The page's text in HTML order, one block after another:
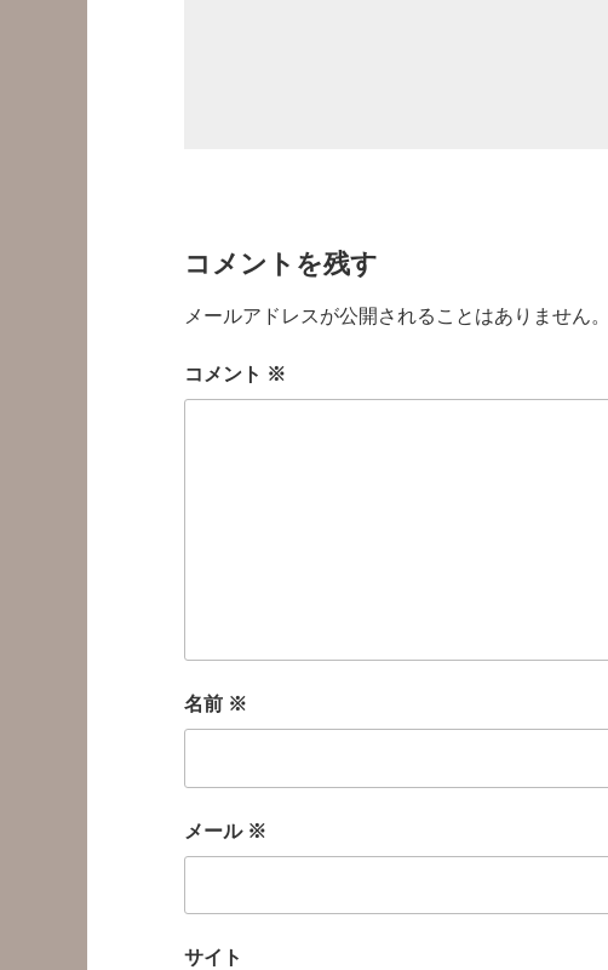
コメントを残す
メールアドレスが公開されることはありません。
コメント ※
名前 ※
メール ※
サイト